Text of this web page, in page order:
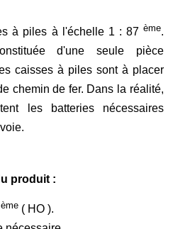
à piles à l'échelle 1 : 87 ème.
d'une seule pièce
caisses à piles sont à placer
chemin de fer. Dans la réalité,
les batteries nécessaires
produit :
ème ( HO ).